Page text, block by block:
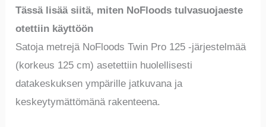
Tässä lisää siitä, miten NoFloods tulvasuojaeste
otettiin käyttöön
Satoja metrejä NoFloods Twin Pro 125 -järjestelmää
(korkeus 125 cm) asetettiin huolellisesti
datakeskuksen ympärille jatkuvana ja
keskeytymättömänä rakenteena.